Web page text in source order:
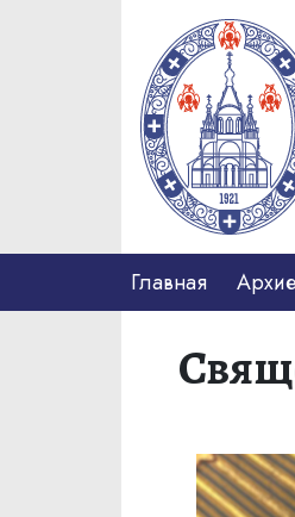
Главная